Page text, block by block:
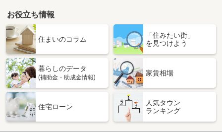
お役立ち情報
住まいのコラム
「住みたい街」
を見つけよう
暮らしのデータ
(補助金・助成金情報)
家賃相場
住宅ローン
人気タウン
ランキング